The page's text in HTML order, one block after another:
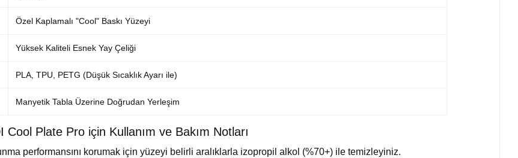
Özel Kaplamalı "Cool" Baskı Yüzeyi
Yüksek Kaliteli Esnek Yay Çeliği
PLA, TPU, PETG (Düşük Sıcaklık Ayarı ile)
Manyetik Tabla Üzerine Doğrudan Yerleşim
Cool Plate Pro için Kullanım ve Bakım Notları
performansını korumak için yüzeyi belirli aralıklarla izopropil alkol (%70+) ile temizleyiniz.